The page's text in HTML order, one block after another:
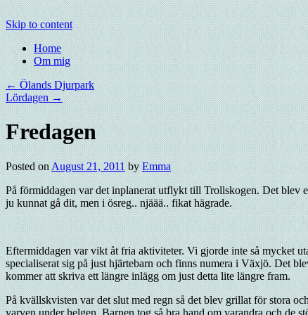
Skip to content
Home
Om mig
←Ölands Djurpark
Lördagen→
Fredagen
Posted on August 21, 2011 by Emma
På förmiddagen var det inplanerat utflykt till Trollskogen. Det blev
ju kunnat gå dit, men i ösreg.. njäää.. fikat hägrade.
Eftermiddagen var vikt åt fria aktiviteter. Vi gjorde inte så mycket
specialiserat sig på just hjärtebarn och finns numera i Växjö. Det
kommer att skriva ett längre inlägg om just detta lite längre fram.
På kvällskvisten var det slut med regn så det blev grillat för stora
varven under helgen. Barnen tog så bra hand om varandra och de